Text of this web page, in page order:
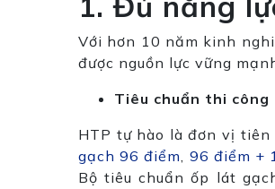
Với hơn 10 năm kinh
được nguồn lực vững
Tiêu chuẩn thi công
HTP tự hào là đơn vị tiên
gạch 96 điểm, 96 điểm +
Bộ tiêu chuẩn ốp lát